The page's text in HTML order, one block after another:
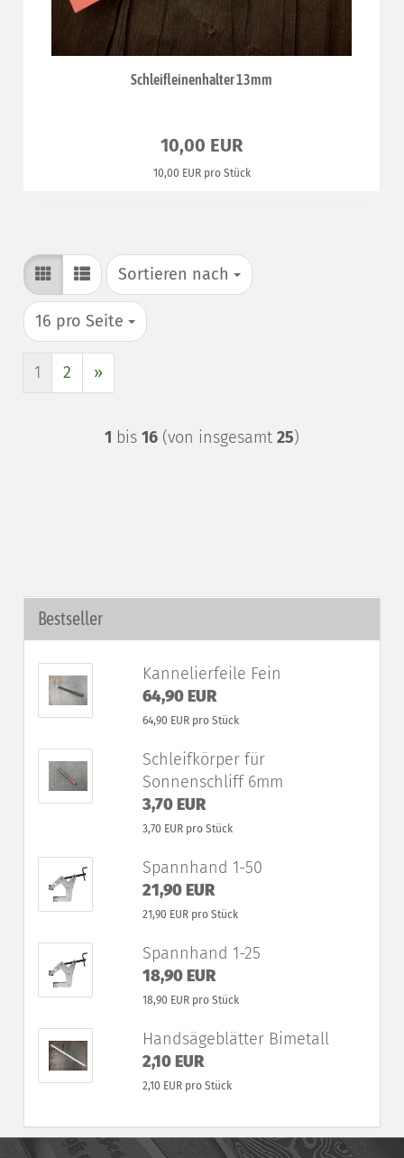
Schleifleinenhalter 13mm
10,00 EUR
10,00 EUR pro Stück
Sortieren nach
Sortieren nach
16 pro Seite
pro Seite
1 2 »
1 bis 16 (von insgesamt 25)
Bestseller
Kannelierfeile Fein
64,90 EUR
64,90 EUR pro Stück
Schleifkörper für
Sonnenschliff 6mm
3,70 EUR
3,70 EUR pro Stück
Spannhand 1-50
21,90 EUR
21,90 EUR pro Stück
Spannhand 1-25
18,90 EUR
18,90 EUR pro Stück
Handsägeblätter Bimetall
2,10 EUR
2,10 EUR pro Stück